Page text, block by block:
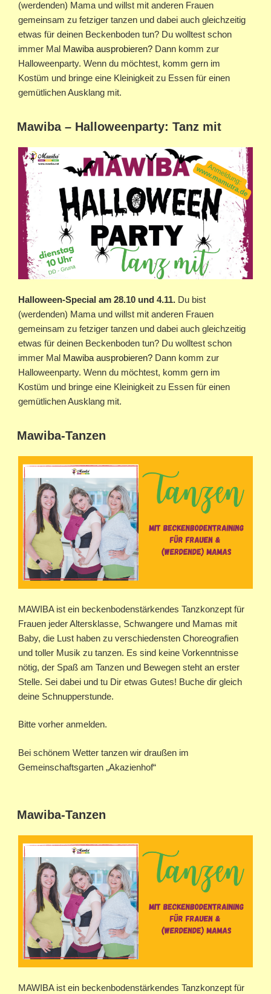
(werdenden) Mama und willst mit anderen Frauen
gemeinsam zu fetziger tanzen und dabei auch gleichzeitig
etwas für deinen Beckenboden tun? Du wolltest schon
immer Mal Mawiba ausprobieren? Dann komm zur
Halloweenparty. Wenn du möchtest, komm gern im
Kostüm und bringe eine Kleinigkeit zu Essen für einen
gemütlichen Ausklang mit.
Mawiba – Halloweenparty: Tanz mit
Halloween-Special am 28.10 und 4.11. Du bist
(werdenden) Mama und willst mit anderen Frauen
gemeinsam zu fetziger tanzen und dabei auch gleichzeitig
etwas für deinen Beckenboden tun? Du wolltest schon
immer Mal Mawiba ausprobieren? Dann komm zur
Halloweenparty. Wenn du möchtest, komm gern im
Kostüm und bringe eine Kleinigkeit zu Essen für einen
gemütlichen Ausklang mit.
Mawiba-Tanzen
MAWIBA ist ein beckenbodenstärkendes Tanzkonzept für
Frauen jeder Altersklasse, Schwangere und Mamas mit
Baby, die Lust haben zu verschiedensten Choreografien
und toller Musik zu tanzen. Es sind keine Vorkenntnisse
nötig, der Spaß am Tanzen und Bewegen steht an erster
Stelle. Sei dabei und tu Dir etwas Gutes! Buche dir gleich
deine Schnupperstunde.
Bitte vorher anmelden.
Bei schönem Wetter tanzen wir draußen im
Gemeinschaftsgarten „Akazienhof“
Mawiba-Tanzen
MAWIBA ist ein beckenbodenstärkendes Tanzkonzept für